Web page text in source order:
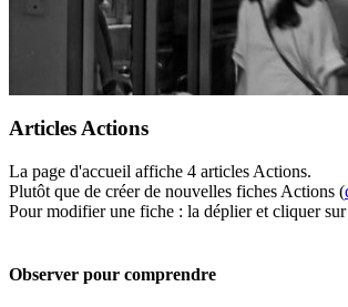
Articles Actions
La page d'accueil affiche 4 articles Actions.
Plutôt que de créer de nouvelles fiches Actions (
Pour modifier une fiche : la déplier et cliquer
Observer pour comprendre